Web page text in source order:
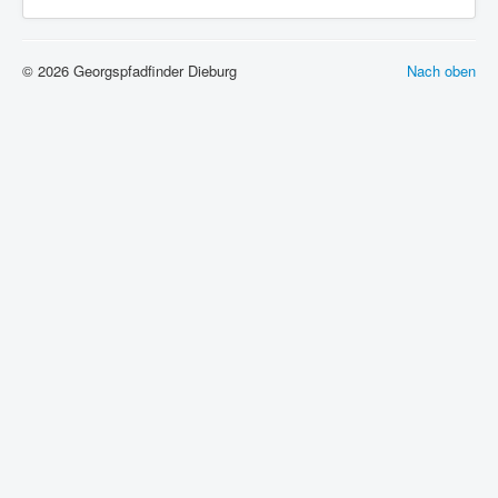
Nach oben
© 2026 Georgspfadfinder Dieburg